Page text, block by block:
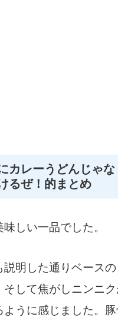
カレーうどんじゃな
るぜ！的まとめ
しい一品でした。
説明した通りベース
そして焦がしニンニ
ように感じました。